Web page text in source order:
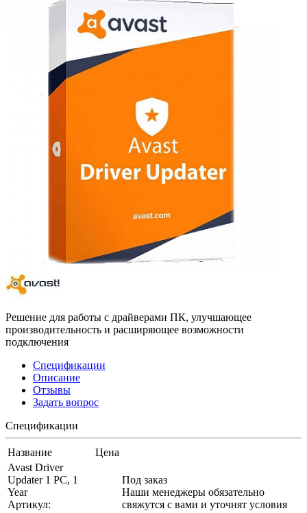
Решение для работы с драйверами ПК, улучшающее
производительность и расширяющее возможности
подключения
Спецификации
Описание
Отзывы
Задать вопрос
Спецификации
Название
Цена
Avast Driver
Updater 1 PC, 1
Year
Артикул:
Под заказ
Наши менеджеры обязательно
свяжутся с вами и уточнят условия